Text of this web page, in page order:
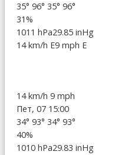
35° 96° 35° 96°
31%
1011 hPa29.85 inHg
14 km/h E9 mph E
14 km/h 9 mph
Пет, 07 15:00
34° 93° 34° 93°
40%
1010 hPa29.83 inHg